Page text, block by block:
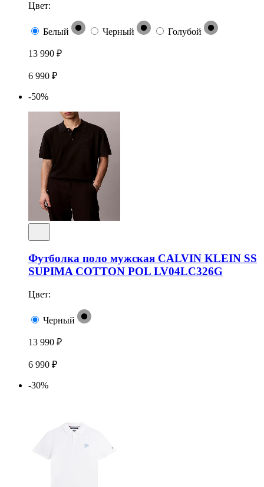
Цвет:
Белый Черный Голубой
13 990 ₽
6 990 ₽
-50%
Футболка поло мужская CALVIN KLEIN SS
SUPIMA COTTON POL LV04LC326G
Цвет:
Черный
13 990 ₽
6 990 ₽
-30%